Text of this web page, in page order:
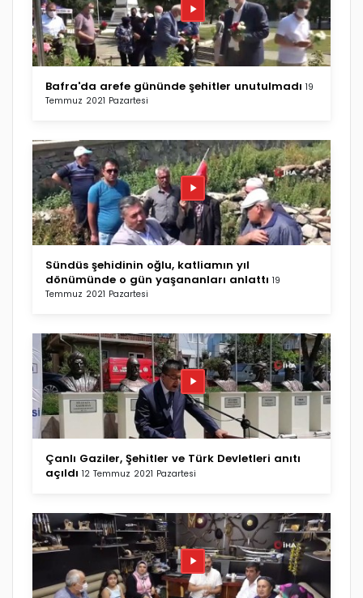
Bafra'da arefe gününde şehitler unutulmadı 19
Temmuz 2021 Pazartesi
Sündüs şehidinin oğlu, katliamın yıl
dönümünde o gün yaşananları anlattı 19
Temmuz 2021 Pazartesi
Çanlı Gaziler, Şehitler ve Türk Devletleri anıtı
açıldı 12 Temmuz 2021 Pazartesi